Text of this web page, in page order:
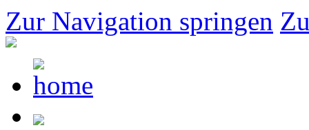
Zur Navigation springen